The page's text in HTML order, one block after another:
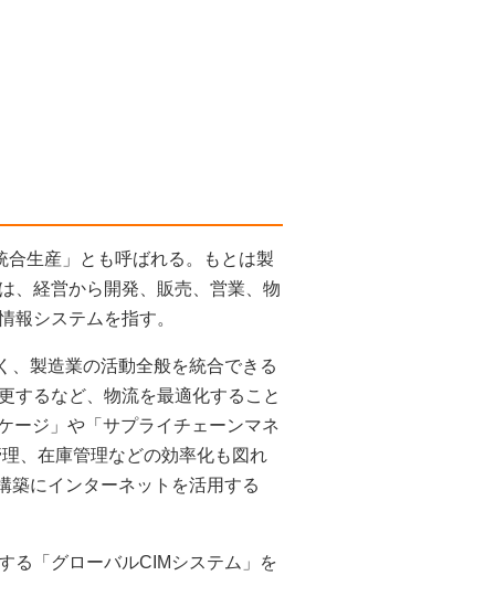
生産」とも呼ばれる。もとは製
、経営から開発、販売、営業、物
報システムを指す。
、製造業の活動全般を統合できる
するなど、物流を最適化すること
ージ」や「サプライチェーンマネ
、在庫管理などの効率化も図れ
築にインターネットを活用する
る「グローバルCIMシステム」を